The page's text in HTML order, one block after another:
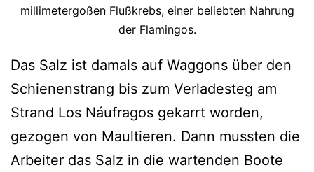
millimetergoßen Flußkrebs, einer beliebten Nahrung
der Flamingos.
Das Salz ist damals auf Waggons über den
Schienenstrang bis zum Verladesteg am
Strand Los Náufragos gekarrt worden,
gezogen von Maultieren. Dann mussten die
Arbeiter das Salz in die wartenden Boote